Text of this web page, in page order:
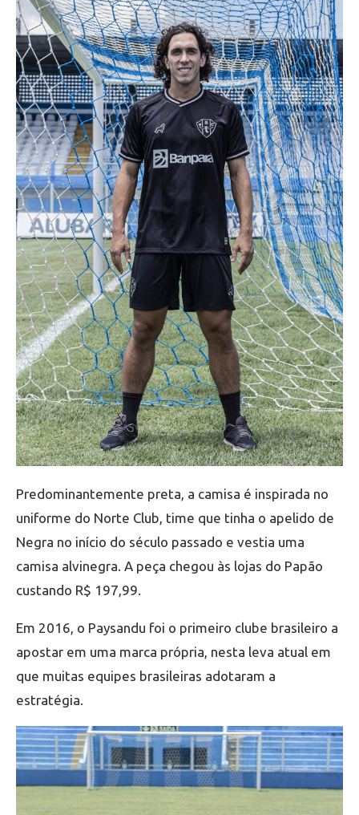
Predominantemente preta, a camisa é inspirada no
uniforme do Norte Club, time que tinha o apelido de
Negra no início do século passado e vestia uma
camisa alvinegra. A peça chegou às lojas do Papão
custando R$ 197,99.
Em 2016, o Paysandu foi o primeiro clube brasileiro a
apostar em uma marca própria, nesta leva atual em
que muitas equipes brasileiras adotaram a
estratégia.